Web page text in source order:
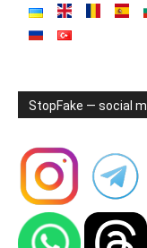
StopFake — social